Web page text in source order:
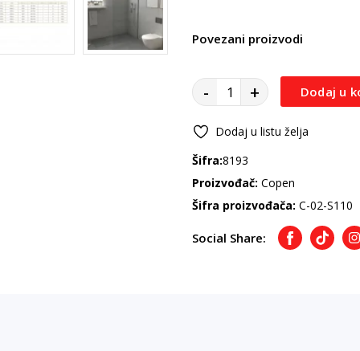
Povezani proizvodi
- + Dodaj u
Dodaj u listu želja
Šifra:8193
Proizvođač: Copen
Šifra proizvođača: C-02-S110
Social Share: FacebookTikTok